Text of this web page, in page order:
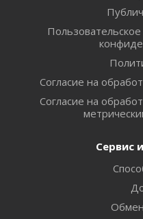
Согласие на
Согласие на
Сервис